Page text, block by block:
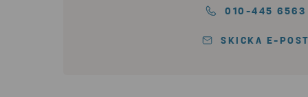
010-445 6563
SKICKA E-